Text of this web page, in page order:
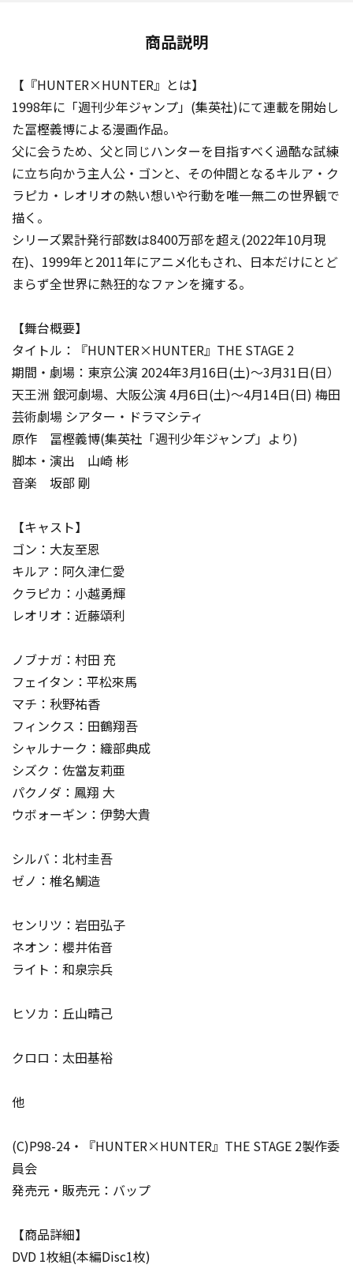
商品説明
【『HUNTER×HUNTER』とは】
1998年に「週刊少年ジャンプ」(集英社)にて連載を開始し
た冨樫義博による漫画作品。
父に会うため、父と同じハンターを目指すべく過酷な試練
に立ち向かう主人公・ゴンと、その仲間となるキルア・ク
ラピカ・レオリオの熱い想いや行動を唯一無二の世界観で
描く。
シリーズ累計発行部数は8400万部を超え(2022年10月現
在)、1999年と2011年にアニメ化もされ、日本だけにとど
まらず全世界に熱狂的なファンを擁する。
【舞台概要】
タイトル：『HUNTER×HUNTER』THE STAGE 2
期間・劇場：東京公演 2024年3月16日(土)～3月31日(日）
天王洲 銀河劇場、大阪公演 4月6日(土)～4月14日(日) 梅田
芸術劇場 シアター・ドラマシティ
原作 冨樫義博(集英社「週刊少年ジャンプ」より)
脚本・演出 山崎 彬
音楽 坂部 剛
【キャスト】
ゴン：大友至恩
キルア：阿久津仁愛
クラピカ：小越勇輝
レオリオ：近藤頌利
ノブナガ：村田 充
フェイタン：平松來馬
マチ：秋野祐香
フィンクス：田鶴翔吾
シャルナーク：織部典成
シズク：佐當友莉亜
パクノダ：鳳翔 大
ウボォーギン：伊勢大貴
シルバ：北村圭吾
ゼノ：椎名鯛造
センリツ：岩田弘子
ネオン：櫻井佑音
ライト：和泉宗兵
ヒソカ：丘山晴己
クロロ：太田基裕
他
(C)P98-24・『HUNTER×HUNTER』THE STAGE 2製作委
員会
発売元・販売元：バップ
【商品詳細】
DVD 1枚組(本編Disc1枚)